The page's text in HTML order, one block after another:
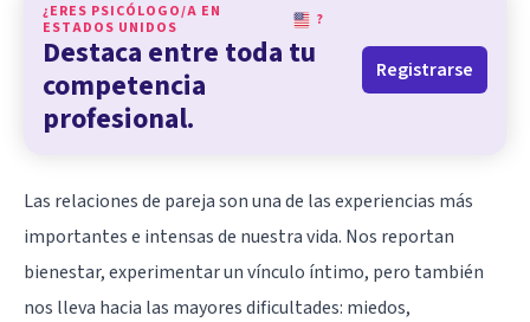
¿ERES PSICÓLOGO/A EN
ESTADOS UNIDOS
?
Destaca entre toda tu
competencia
profesional.
Registrarse
Las relaciones de pareja son una de las experiencias más
importantes e intensas de nuestra vida. Nos reportan
bienestar, experimentar un vínculo íntimo, pero también
nos lleva hacia las mayores dificultades: miedos,